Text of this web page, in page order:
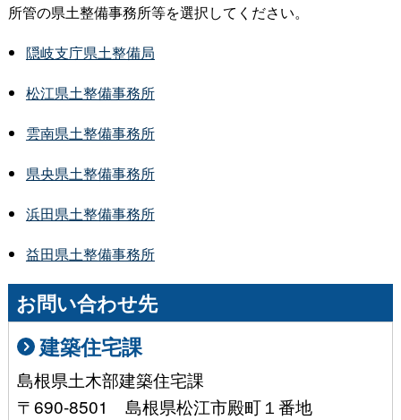
所管の県土整備事務所等を選択してください。
隠岐支庁県土整備局
松江県土整備事務所
雲南県土整備事務所
県央県土整備事務所
浜田県土整備事務所
益田県土整備事務所
お問い合わせ先
建築住宅課
島根県土木部建築住宅課
〒690-8501 島根県松江市殿町１番地